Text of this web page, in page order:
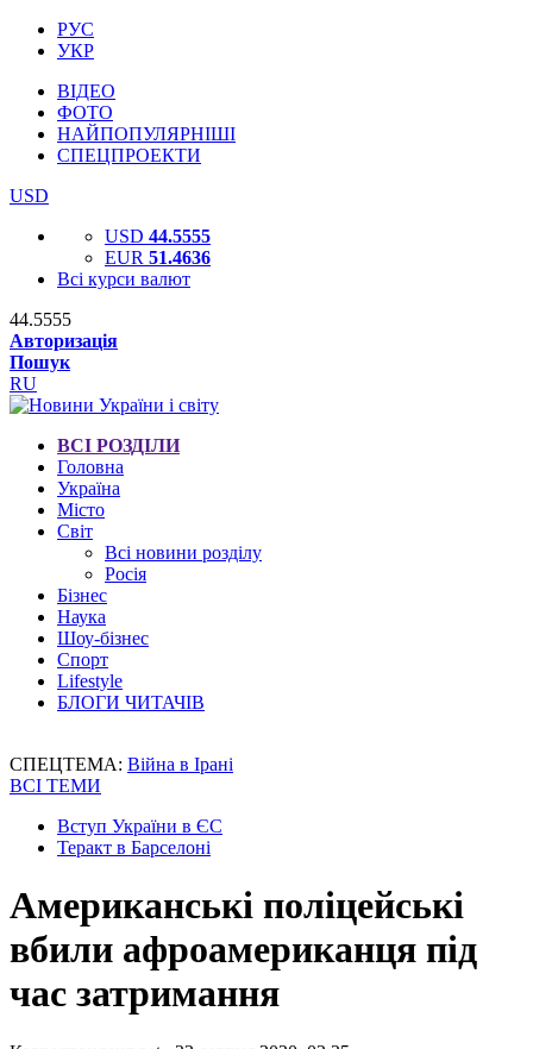
РУС
УКР
ВІДЕО
ФОТО
НАЙПОПУЛЯРНІШІ
СПЕЦПРОЕКТИ
USD
USD 44.5555
EUR 51.4636
Всі курси валют
44.5555
Авторизація
Пошук
RU
ВСІ РОЗДІЛИ
Головна
Україна
Місто
Світ
Всі новини розділу
Росія
Бізнес
Наука
Шоу-бізнес
Спорт
Lifestyle
БЛОГИ ЧИТАЧІВ
СПЕЦТЕМА: Війна в Ірані
ВСІ ТЕМИ
Вступ України в ЄС
Теракт в Барселоні
Американські поліцейські
вбили афроамериканця під
час затримання